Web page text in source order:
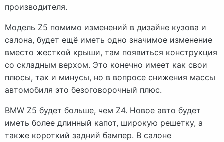
производителя.
Модель Z5 помимо изменений в дизайне кузова и
салона, будет ещё иметь одно значимое изменение
вместо жесткой крыши, там появиться конструкция
со складным верхом. Это конечно имеет как свои
плюсы, так и минусы, но в вопросе снижения массы
автомобиля это безоговорочный плюс.
BMW Z5 будет больше, чем Z4. Новое авто будет
иметь более длинный капот, широкую решетку, а
также короткий задний бампер. В салоне